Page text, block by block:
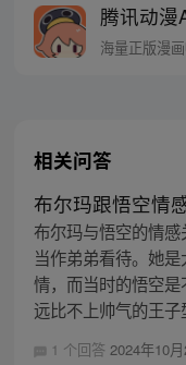
腾讯动漫
海量正版漫
相关问答
布尔玛跟悟空情
布尔玛与悟空的情
当作弟弟看待。她
情，而当时的悟空
远比不上帅气的王
1 个回答 2024年10